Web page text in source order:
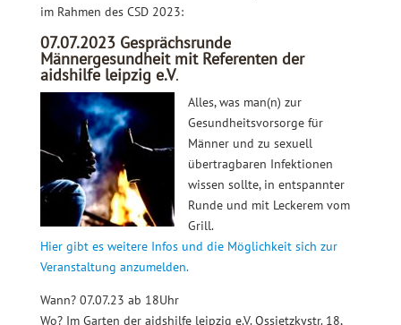
im Rahmen des CSD 2023:
07.07.2023 Gesprächsrunde
Männergesundheit mit Referenten der
aidshilfe leipzig e.V.
Alles, was man(n) zur
Gesundheitsvorsorge für
Männer und zu sexuell
übertragbaren Infektionen
wissen sollte, in entspannter
Runde und mit Leckerem vom
Grill.
Hier gibt es weitere Infos und die Möglichkeit sich zur
Veranstaltung anzumelden.
Wann? 07.07.23 ab 18Uhr
Wo? Im Garten der aidshilfe leipzig e.V. Ossietzkystr. 18,